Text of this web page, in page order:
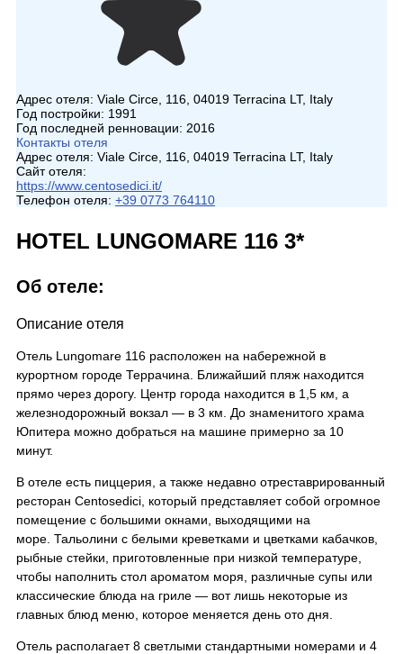
Адрес отеля: Viale Circe, 116, 04019 Terracina LT, Italy
Год постройки: 1991
Год последней ренновации: 2016
Контакты отеля
Адрес отеля: Viale Circe, 116, 04019 Terracina LT, Italy
Сайт отеля:
https://www.centosedici.it/
Телефон отеля: +39 0773 764110
HOTEL LUNGOMARE 116 3*
Об отеле:
Описание отеля
Отель Lungomare 116 расположен на набережной в
курортном городе Террачина. Ближайший пляж находится
прямо через дорогу. Центр города находится в 1,5 км, а
железнодорожный вокзал — в 3 км. До знаменитого храма
Юпитера можно добраться на машине примерно за 10
минут.
В отеле есть пиццерия, а также недавно отреставрированный
ресторан Centosedici, который представляет собой огромное
помещение с большими окнами, выходящими на
море. Тальолини с белыми креветками и цветками кабачков,
рыбные стейки, приготовленные при низкой температуре,
чтобы наполнить стол ароматом моря, различные супы или
классические блюда на гриле — вот лишь некоторые из
главных блюд меню, которое меняется день ото дня.
Отель располагает 8 светлыми стандартными номерами и 4